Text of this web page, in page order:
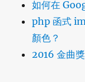
如何在
php 函式
顏色？
2016 金曲